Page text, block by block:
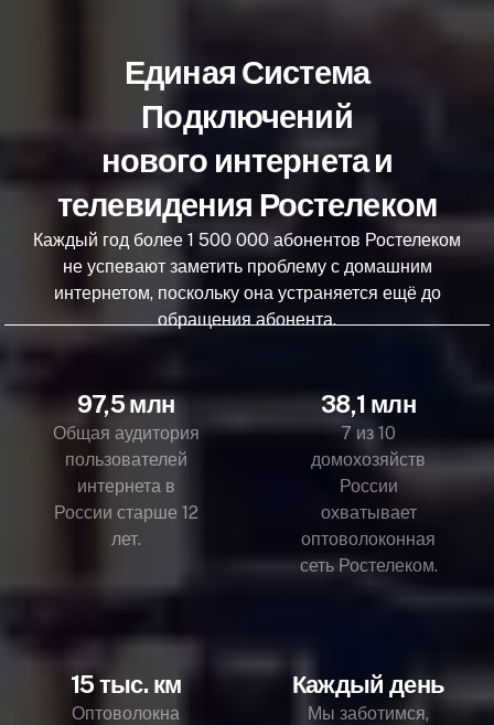
Единая Система
Подключений
нового интернета и
телевидения Ростелеком
Каждый год более 1 500 000 абонентов Ростелеком
не успевают заметить проблему с домашним
интернетом, поскольку она устраняется ещё до
обращения абонента.
97,5 млн
Общая аудитория
пользователей
интернета в
России старше 12
лет.
38,1 млн
7 из 10
домохозяйств
России
охватывает
оптоволоконная
сеть Ростелеком.
15 тыс. км
Оптоволокна
Каждый день
Мы заботимся,